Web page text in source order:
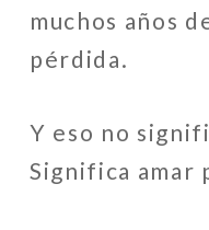
muchos años
pérdida.
Y eso no
Significa amar